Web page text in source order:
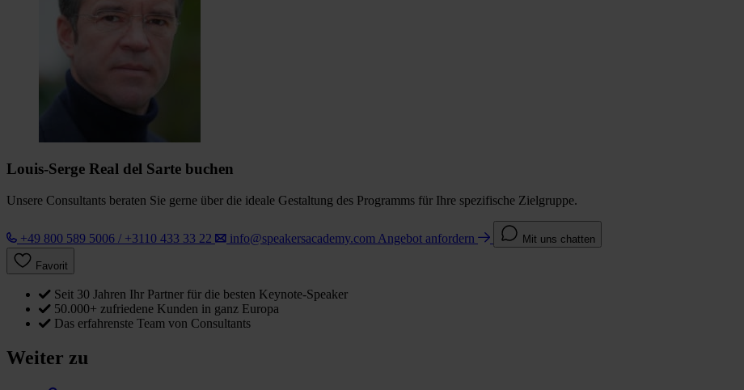
Louis-Serge Real del Sarte buchen
Unsere Consultants beraten Sie gerne über die ideale Gestaltung des Programms für Ihre spezifische Zielgruppe.
+49 800 589 5006 / +3110 433 33 22 info@speakersacademy.com Angebot anfordern Mit uns chatten
Favorit
Seit 30 Jahren Ihr Partner für die besten Keynote-Speaker
50.000+ zufriedene Kunden in ganz Europa
Das erfahrenste Team von Consultants
Weiter zu